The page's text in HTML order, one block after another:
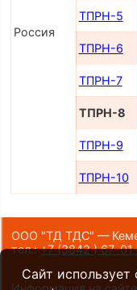
Россия
ТПРН-5
ТПРН-6
ТПРН-7
ТПРН-8
ТПРН-9
ТПРН-10
ООО "ТД ТДС" —
тел.:+7 (3842 ) 67-
Сайт